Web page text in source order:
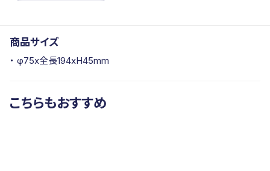
商品サイズ
φ75x全長194xH45mm
こちらもおすすめ